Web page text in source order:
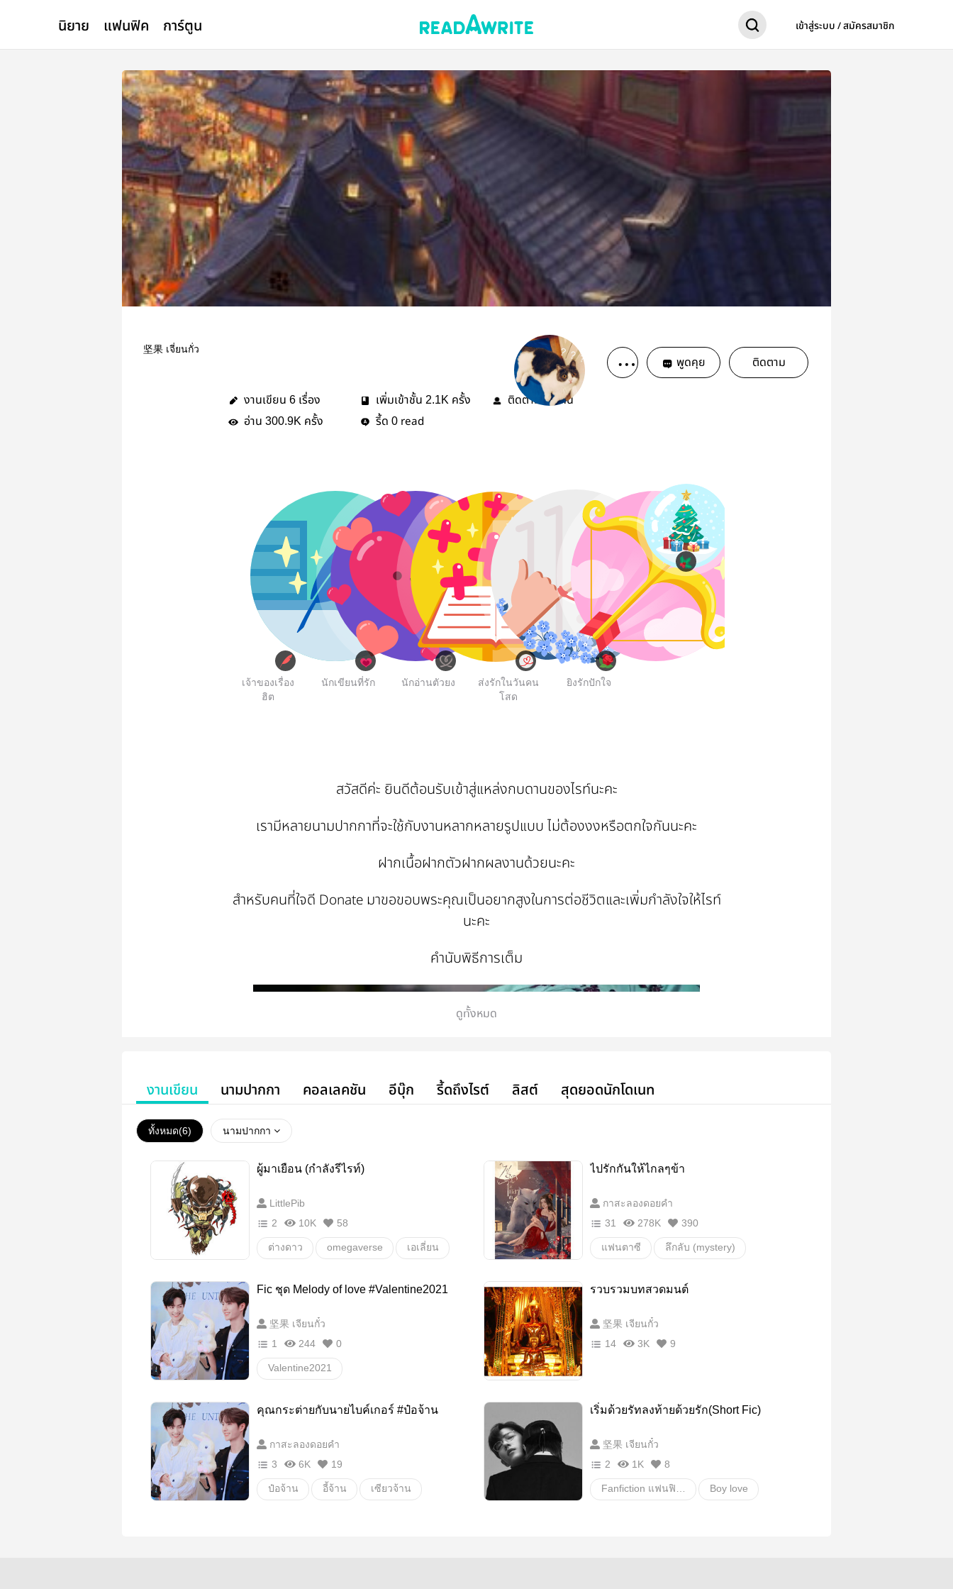
นิยาย แฟนฟิค การ์ตูน เข้าสู่ระบบ / สมัครสมาชิก
坚果 เจี่ยนกั่ว
พูดคุย ติดตาม
งานเขียน 6 เรื่อง เพิ่มเข้าชั้น 2.1K ครั้ง ติดตาม26คน
อ่าน 300.9K ครั้ง รี้ด 0 read
เจ้าของเรื่อง
ฮิต
นักเขียนที่รัก นักอ่านตัวยง
ส่งรักในวันคน
โสด
ยิงรักปักใจ
ไวท์คริสต์มาส
สวัสดีค่ะ ยินดีต้อนรับเข้าสู่แหล่งกบดานของไรท์นะคะ
เรามีหลายนามปากกาที่จะใช้กับงานหลากหลายรูปแบบ ไม่ต้องงงหรือตกใจกันนะคะ
ฝากเนื้อฝากตัวฝากผลงานด้วยนะคะ
สำหรับคนที่ใจดี Donate มาขอขอบพระคุณเป็นอยากสูงในการต่อชีวิตและเพิ่มกำลังใจให้ไรท์
นะคะ
คำนับพิธีการเต็ม
ดูทั้งหมด
งานเขียน นามปากกา คอลเลคชัน อีบุ๊ก รี้ดถึงไรต์ ลิสต์ สุดยอดนักโดเนท
ทั้งหมด(6) นามปากกา
ผู้มาเยือน (กำลังรีไรท์)
LittlePib
2
10K 58
ต่างดาว omegaverse เอเลี่ยน
มนุษย์ต่างดาว
ไปรักกันให้ไกลๆข้า
กาสะลองดอยคำ
31
278K 390
แฟนตาซี ลึกลับ (mystery)
นิยายโรแมนติก
เวทย์มนต์
Fic ชุด Melody of love #Valentine2021
坚果 เจียนกั๋ว
1
244 0
Valentine2021
ป๋อจ้าน อื่นๆ
รวบรวมบทสวดมนต์
坚果 เจียนกั๋ว
14
3K 9
คุณกระต่ายกับนายไบค์เกอร์ #ป๋อจ้าน
กาสะลองดอยคำ
3
6K 19
ป๋อจ้าน อี้จ้าน เซียวจ้าน
เริ่มด้วยรัทลงท้ายด้วยรัก(Short Fic)
坚果 เจียนกั๋ว
2
1K 8
Boy love